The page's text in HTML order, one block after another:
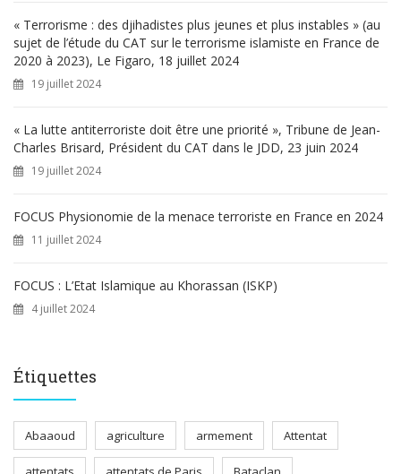
« Terrorisme : des djihadistes plus jeunes et plus instables » (au
sujet de l’étude du CAT sur le terrorisme islamiste en France de
2020 à 2023), Le Figaro, 18 juillet 2024
19 juillet 2024
« La lutte antiterroriste doit être une priorité », Tribune de Jean-
Charles Brisard, Président du CAT dans le JDD, 23 juin 2024
19 juillet 2024
FOCUS Physionomie de la menace terroriste en France en 2024
11 juillet 2024
FOCUS : L’Etat Islamique au Khorassan (ISKP)
4 juillet 2024
Étiquettes
Abaaoud agriculture armement Attentat